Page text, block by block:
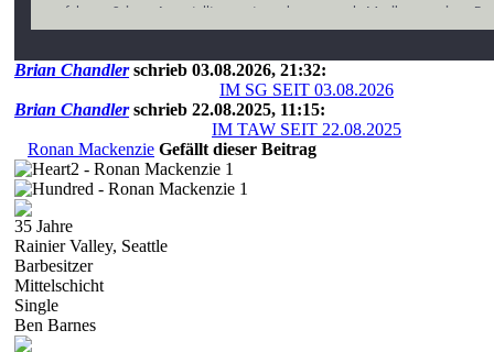
erfahren. Seinen Angestellten sagt er, dass er nach Mexiko zu seiner
während er eigentlich gerade gemeinsam mit Phoenix dabei ist,
weißen Päckchen füllen zu lassen und das Ganze wieder nach Seattle zu
Alle Avatare sind nur Vorschläge und können sehr gerne nach Belieben
werden. Auch ist keine der ausgeschriebenen Storylines festgelegt. Wir
offen für andere Ideen, andere Gesichter und so weiter. Wir wünschen
nur die letzten zwei Mitglieder von unserem kleinen, aber feinen Bar-
freuen uns darauf, wenn du Interesse daran hast, einen von ihnen zu
so gestalten können, wie du möchtest. Nichts ist hier in Stein gemeißelt.
Wir sind für alles offen und planen die genauen Beziehungen gerne
dir. Wenn du also Lust hast, einen der Charaktere zu übernehmen, dann
gern! Du kannst auch direkt unserem Discord joinen und wir
gemeinsam über alles.
Brian Chandlerschrieb 03.08.2026, 21:32:
IM SG SEIT 03.08.2026
Brian Chandlerschrieb 22.08.2025, 11:15:
IM TAW SEIT 22.08.2025
Ronan Mackenzie Gefällt dieser Beitrag
1
1
35 Jahre
Rainier Valley, Seattle
Barbesitzer
Mittelschicht
Single
Ben Barnes